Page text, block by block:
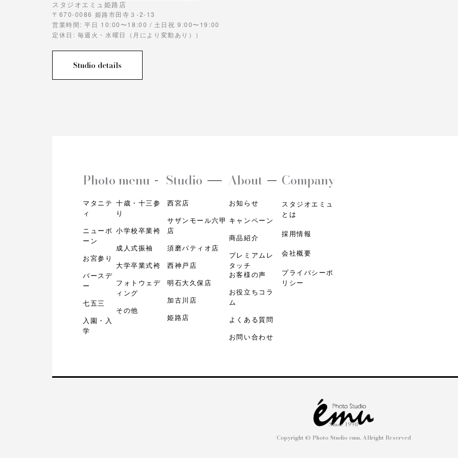
スタジオエミュ姫路店
〒670-0086 姫路市田寺３-2-13
営業時間: 平日 10:00〜18:00 / 土日祝 9:00〜19:00
定休日: 毎週火・水曜日（月により変動あり））
Studio details
Photo menu
マタニテ
ィ
ニューボ
ーン
お宮参り
バースデ
ー
七五三
入園・入
学
十歳・十三参
り
小学校卒業袴
成人式振袖
大学卒業式袴
フォトウェデ
ィング
その他
Studio
西宮店
サザンモール六甲
店
須磨パティオ店
西神戸店
明石大久保店
加古川店
姫路店
About
お知らせ
キャンペーン
商品紹介
プレミアムレ
タッチ
お客様の声
お役立ちコラ
ム
よくある質問
お問い合わせ
Company
スタジオエミュ
とは
採用情報
会社概要
プライバシーポ
リシー
Since 1998
Copyright © Photo Studio emu. Allright Reserved